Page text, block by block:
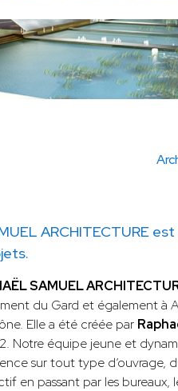
ARCHITECTURE
SAMUEL
du Gard et également à
Elle a été créée par
Notre équipe jeune et
sur tout type d’ouvrage,
en passant par les bureaux,